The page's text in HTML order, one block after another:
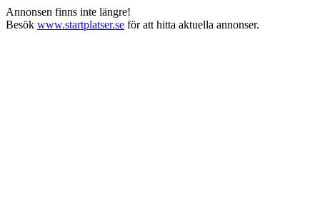
Annonsen finns inte längre!
Besök www.startplatser.se för att hitta aktuella annonser.